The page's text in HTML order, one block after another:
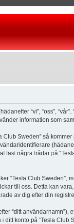
“vi”, “oss”,
information som
Sweden” så
några trådar på
“Tesla Club
till oss. Detta kan
av dig efter din
“ditt
konto på “Tesla